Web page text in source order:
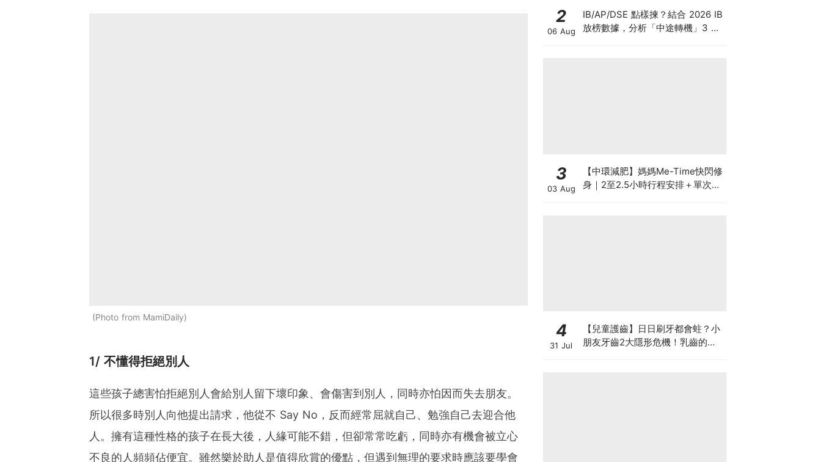
Photo from MamiDaily
1/ 不懂得拒絕別人
這些孩子總害怕拒絕別人會給別人留下壞印象、會傷害到別人，同時亦怕因而失去朋友。
所以很多時別人向他提出請求，他從不 Say No，反而經常屈就自己、勉強自己去迎合他
人。擁有這種性格的孩子在長大後，人緣可能不錯，但卻常常吃虧，同時亦有機會被立心
不良的人頻頻佔便宜。雖然樂於助人是值得欣賞的優點，但遇到無理的要求時應該要學會
2
06 Aug
IB/AP/DSE 點樣揀？結合 2026 IB
放榜數據，分析「中途轉機」3 大
3
03 Aug
【中環減肥】媽媽Me-Time快閃修
身｜2至2.5小時行程安排＋單次收
4
31 Jul
【兒童護齒】日日刷牙都會蛀？小
朋友牙齒2大隱形危機！乳齒的琺